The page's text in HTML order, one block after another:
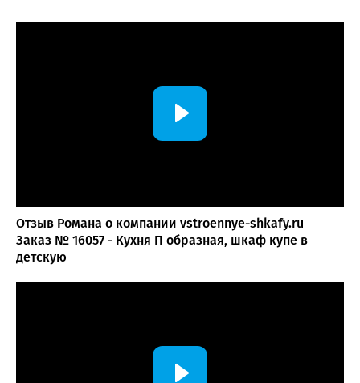
Отзыв Романа о компании vstroennye-shkafy.ru
Заказ № 16057 - Кухня П образная, шкаф купе в
детскую